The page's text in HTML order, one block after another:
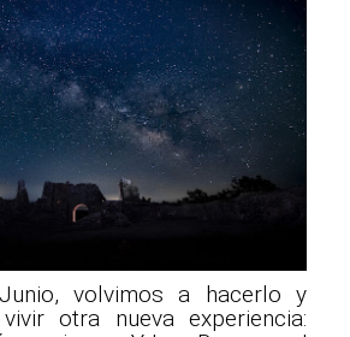
volvimos a hacerlo y
otra nueva experiencia: